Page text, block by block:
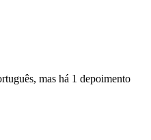
mas há 1 depoimento